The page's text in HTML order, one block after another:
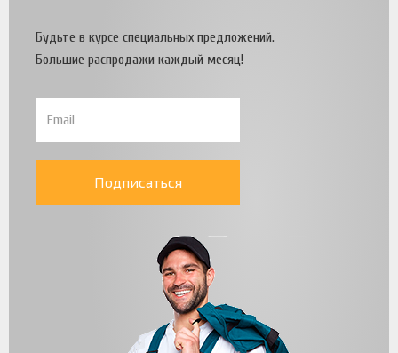
Будьте в курсе специальных предложений.
Большие распродажи каждый месяц!
Подписаться